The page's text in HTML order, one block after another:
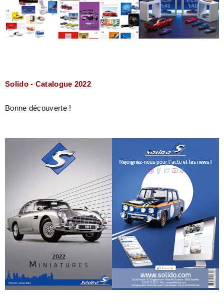
Solido - Catalogue 2022
Bonne découverte !